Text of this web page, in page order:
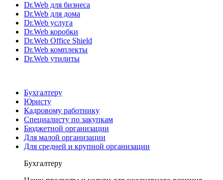
Dr.Web для бизнеса
Dr.Web для дома
Dr.Web услуга
Dr.Web коробки
Dr.Web Office Shield
Dr.Web комплекты
Dr.Web утилиты
Бухгалтеру
Юристу
Кадровому работнику
Специалисту по закупкам
Бюджетной организации
Для малой организации
Для средней и крупной организации
Бухгалтеру